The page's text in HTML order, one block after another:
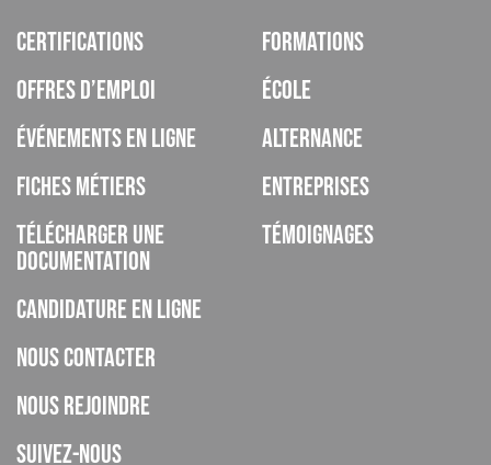
Formations
École
Alternance
Entreprises
Témoignages
Certifications
Offres d’emploi
Événements en ligne
Fiches métiers
Télécharger une
documentation
Candidature en ligne
Nous contacter
Nous rejoindre
Suivez-nous